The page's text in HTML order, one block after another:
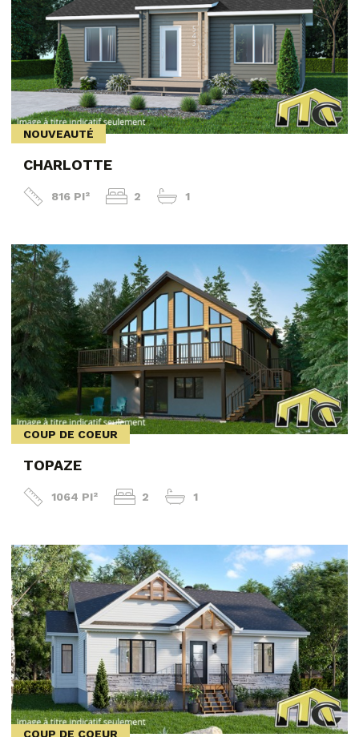
NOUVEAUTÉ
CHARLOTTE
816 PI² 2 1
COUP DE COEUR
TOPAZE
1064 PI² 2 1
COUP DE COEUR